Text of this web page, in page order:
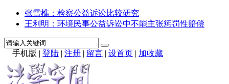
张雪樵：检察公益诉讼比较研究
王利明：环境民事公益诉讼中不能主张惩罚性赔偿
手机版 | 登陆 | 注册 | 留言 | 设首页 | 加收藏